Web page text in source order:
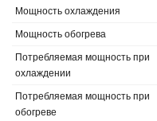
Мощность охлаждения
Мощность обогрева
Потребляемая мощность при
охлаждении
Потребляемая мощность при
обогреве